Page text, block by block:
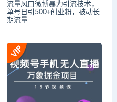
流量风口微博暴力引流技术，
单号日引500+创业粉，被动长
期流量